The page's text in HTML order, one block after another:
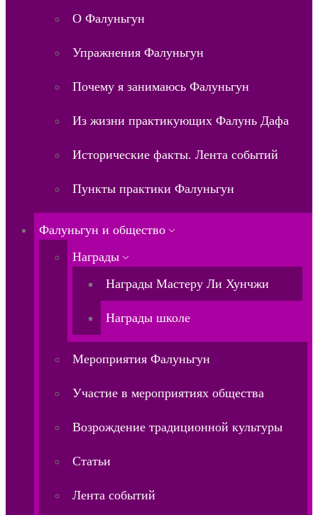
О Фалуньгун
Упражнения Фалуньгун
Почему я занимаюсь Фалуньгун
Из жизни практикующих Фалунь Дафа
Исторические факты. Лента событий
Пункты практики Фалуньгун
Фалуньгун и общество
Награды
Награды Мастеру Ли Хунчжи
Награды школе
Мероприятия Фалуньгун
Участие в мероприятиях общества
Возрождение традиционной культуры
Статьи
Лента событий